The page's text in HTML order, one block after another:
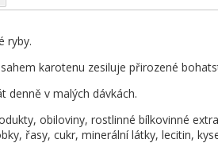
ryby.
karotenu zesiluje přirozené
denně v malých dávkách.
obiloviny, rostlinné bílkovinné
řasy, cukr, minerální látky, lecitin,